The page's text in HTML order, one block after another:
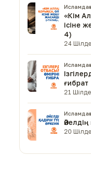
«Кім
ісіне
4)
24
ғибрат
21
20